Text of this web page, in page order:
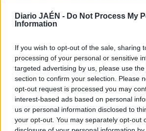
Diario JAÉN - Do Not Process My
Information
If you wish to opt-out of the sale, sharing
processing of your personal or sensitive
targeted advertising by us, please use
section to confirm your selection. Please
opt-out request is processed you may
interest-based ads based on personal
us or personal information disclosed to
your opt-out. You may separately opt-out
con un valor de 214,8 millones de
de euros). A día de hoy, la cartera de
unidades de esa familia, en concreto
y 21 del A320.
04 JUN 2015 / 15:32 H.